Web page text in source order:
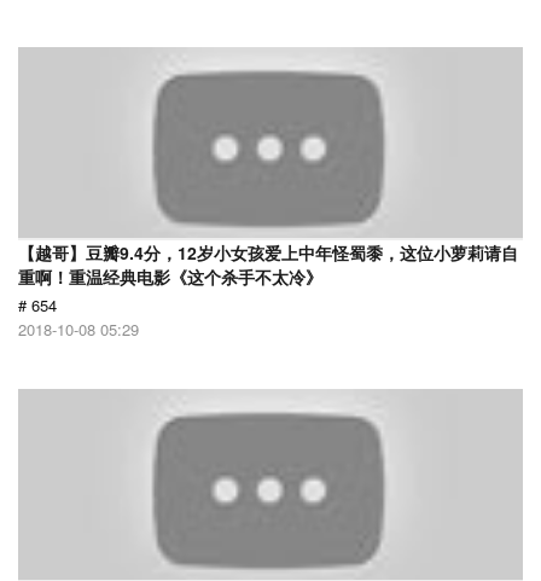
【越哥】豆瓣9.4分，12岁小女孩爱上中年怪蜀黍，这位小萝莉请自
重啊！重温经典电影《这个杀手不太冷》
# 654
2018-10-08 05:29